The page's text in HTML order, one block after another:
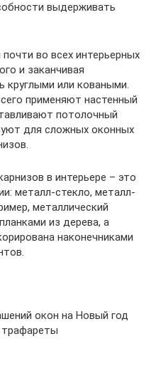
выдерживать
во всех интерьерных
и заканчивая
круглыми или коваными.
применяют настенный
потолочный
для сложных оконных
в интерьере – это
металл-стекло, металл-
металлический
из дерева, а
наконечниками
окон на Новый год